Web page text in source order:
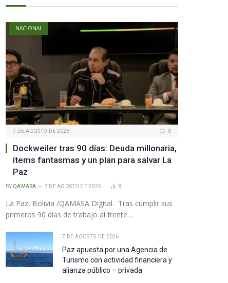
NACIONAL
7 DE AGOSTO DE 2026 0
Dockweiler tras 90 días: Deuda millonaria,
ítems fantasmas y un plan para salvar La
Paz
BY QAMASA 7 DE AGOSTO DE 2026 8
La Paz, Bolivia /QAMASA Digital. Tras cumplir sus
primeros 90 días de trabajo al frente…
7 DE AGOSTO DE 2026
Paz apuesta por una Agencia de
Turismo con actividad financiera y
alianza público – privada